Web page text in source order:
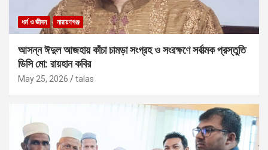
ধর্ম ও জীবন নারায়ণগঞ্জ
আসন্ন ঈদুল আজহায় কাঁচা চামড়া সংগ্রহ ও সংরক্ষণে সর্বাত্মক প্রস্তুতি
ডিসি মো: রায়হান কবির
May 25, 2026 talas